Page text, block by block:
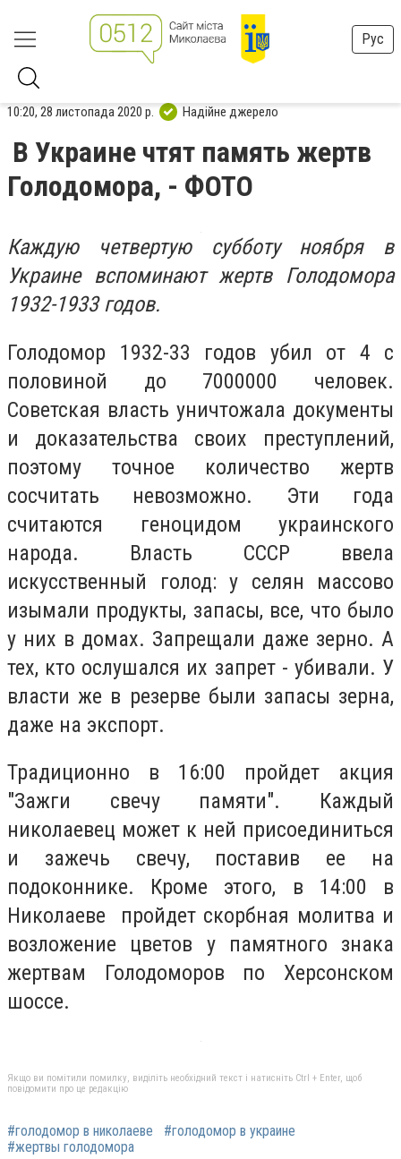
Рус
10:20, 28 листопада 2020 р. Надійне джерело
В Украине чтят память жертв
Голодомора, - ФОТО
Каждую четвертую субботу ноября в
Украине вспоминают жертв Голодомора
1932-1933 годов.
Голодомор 1932-33 годов убил от 4 с
половиной до 7000000 человек.
Советская власть уничтожала документы
и доказательства своих преступлений,
поэтому точное количество жертв
сосчитать невозможно. Эти года
считаются геноцидом украинского
народа. Власть СССР ввела
искусственный голод: у селян массово
изымали продукты, запасы, все, что было
у них в домах. Запрещали даже зерно. А
тех, кто ослушался их запрет - убивали. У
власти же в резерве были запасы зерна,
даже на экспорт.
Традиционно в 16:00 пройдет акция
"Зажги свечу памяти". Каждый
николаевец может к ней присоединиться
и зажечь свечу, поставив ее на
подоконнике. Кроме этого, в 14:00 в
Николаеве пройдет скорбная молитва и
возложение цветов у памятного знака
жертвам Голодоморов по Херсонском
шоссе.
Якщо ви помітили помилку, виділіть необхідний текст і натисніть Ctrl + Enter, щоб
повідомити про це редакцію
#голодомор в николаеве
#голодомор в украине
#жертвы голодомора